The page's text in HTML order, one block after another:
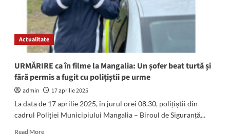
Actualitate
URMĂRIRE ca în filme la Mangalia: Un șofer beat turtă și
fără permis a fugit cu polițiștii pe urme
admin
17 aprilie 2025
La data de 17 aprilie 2025, în jurul orei 08.30, polițiștii din
cadrul Poliției Municipiului Mangalia – Biroul de Siguranță...
Read MoreRead